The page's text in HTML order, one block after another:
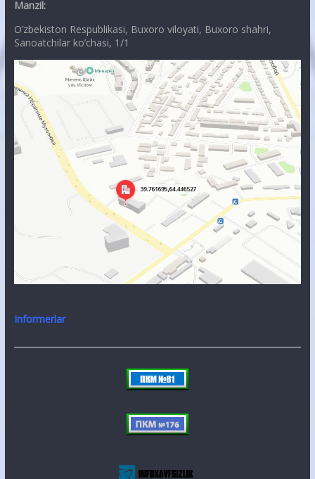
Manzil:
O’zbekiston Respublikasi, Buxoro viloyati, Buxoro shahri,
Sanoatchilar ko’chasi, 1/1
Informerlar